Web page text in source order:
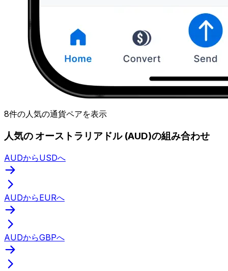
8件の人気の通貨ペアを表示
人気の オーストラリアドル (AUD)の組み合わせ
AUDからUSDへ
AUDからEURへ
AUDからGBPへ